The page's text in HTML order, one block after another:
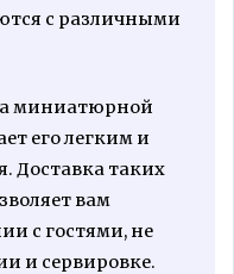
с различными
миниатюрной
его легким и
Доставка таких
вам
с гостями, не
и сервировке.